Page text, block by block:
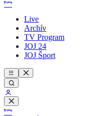
Live
Archív
TV Program
JOJ 24
JOJ Šport